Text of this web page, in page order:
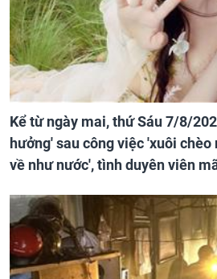
Kể từ ngày mai, thứ Sáu 7/8/
hưởng' sau công việc 'xuôi
về như nước', tình duyên viên